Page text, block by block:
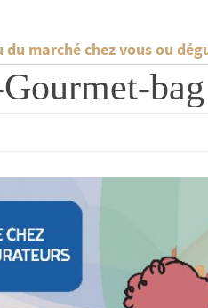
marché chez vous ou
bag